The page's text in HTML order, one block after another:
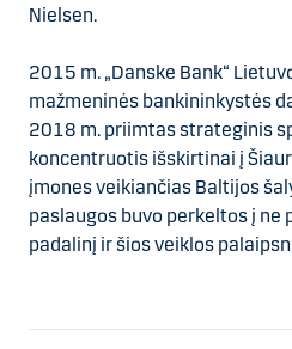
Nielsen.
2015 m. „Danske Bank“
mažmeninės bankininkystės
2018 m. priimtas strateginis
koncentruotis išskirtinai į
įmones veikiančias Baltijos
paslaugos buvo perkeltos į ne
padalinį ir šios veiklos